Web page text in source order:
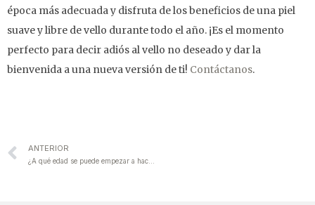
época más adecuada y disfruta de los beneficios de una piel
suave y libre de vello durante todo el año. ¡Es el momento
perfecto para decir adiós al vello no deseado y dar la
bienvenida a una nueva versión de ti! Contáctanos.
ANTERIOR